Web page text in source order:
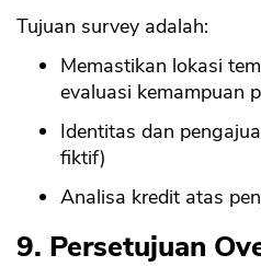
Tujuan survey adalah:
Memastikan lokasi
evaluasi kemampuan
Identitas dan
fiktif)
Analisa kredit atas
9. Persetujuan